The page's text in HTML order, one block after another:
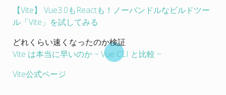
【Vite】 Vue3.0もReactも！ノーバンドルなビルドツー
ル「Vite」を試してみる
どれくらい速くなったのか検証
Vite は本当に早いのか ~ Vue CLI と比較 ~
Vite公式ページ